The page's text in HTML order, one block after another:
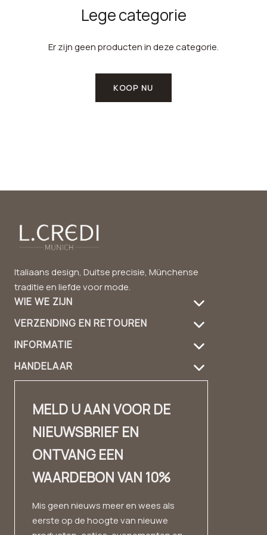
Lege categorie
Er zijn geen producten in deze categorie.
KOOP NU
Italiaans design, Duitse precisie, Münchense
traditie en liefde voor mode.
WIE WE ZIJN
Over ons
productverzorging
Handtas gids
kijkboek
Ervaringsverhalen
VERZENDING EN RETOUREN
Verzendinformatie
geeft terug
INFORMATIE
FAQ
✨ Carrière ✨
afdruk
Voorwaarden
gegevensbescherming
HANDELAAR
Contact dealer
Mode wolk
Huismerk
MELD U AAN VOOR DE
NIEUWSBRIEF EN
ONTVANG EEN
WAARDEBON VAN 10%
Mis geen nieuws meer en wees als
eerste op de hoogte van nieuwe